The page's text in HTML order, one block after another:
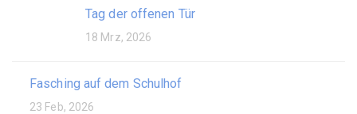
Tag der offenen Tür
18 Mrz, 2026
Fasching auf dem Schulhof
23 Feb, 2026